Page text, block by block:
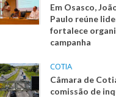
Em Osasco,
Paulo reúne
fortalece
campanha
COTIA
Câmara de
comissão de